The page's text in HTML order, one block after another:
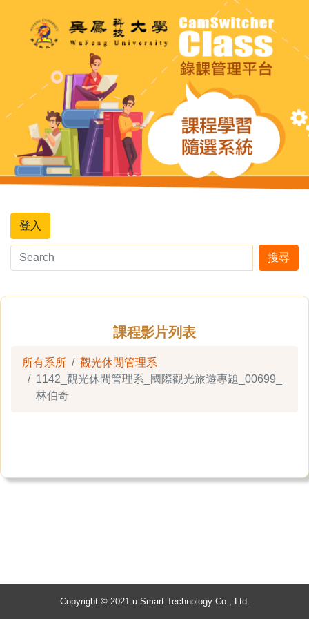
登入
搜尋
課程影片列表
所有系所
觀光休閒管理系
1142_觀光休閒管理系_國際觀光旅遊專題_00699_
林伯奇
Copyright © 2021 u-Smart Technology Co., Ltd.